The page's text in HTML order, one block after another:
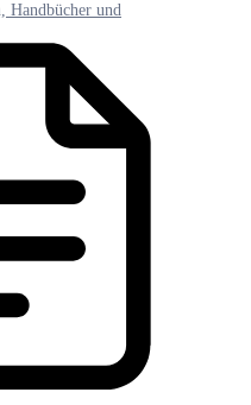
Handbücher und